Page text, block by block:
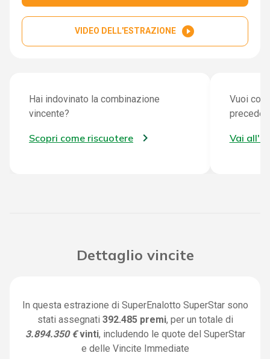
VIDEO DELL'ESTRAZIONE play_circle_filled
Hai indovinato la combinazione
vincente?
Scopri come riscuotere
Vuoi
Vai
Dettaglio vincite
In questa estrazione di SuperEnalotto SuperStar sono
stati assegnati 392.485 premi, per un totale di
3.894.350 € vinti, includendo le quote del SuperStar
e delle Vincite Immediate